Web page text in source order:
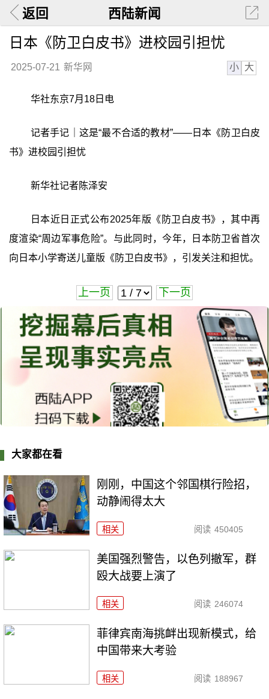
返回 西陆新闻
日本《防卫白皮书》进校园引担忧
2025-07-21 新华网 小 大
华社东京7月18日电
记者手记｜这是“最不合适的教材”——日本《防卫白皮
书》进校园引担忧
新华社记者陈泽安
日本近日正式公布2025年版《防卫白皮书》，其中再
度渲染“周边军事危险”。与此同时，今年，日本防卫省首次
向日本小学寄送儿童版《防卫白皮书》，引发关注和担忧。
上一页 下一页
大家都在看
刚刚，中国这个邻国棋行险招，
动静闹得太大
相关 阅读 450405
美国强烈警告，以色列撤军，群
殴大战要上演了
相关 阅读 246074
菲律宾南海挑衅出现新模式，给
中国带来大考验
相关 阅读 188967